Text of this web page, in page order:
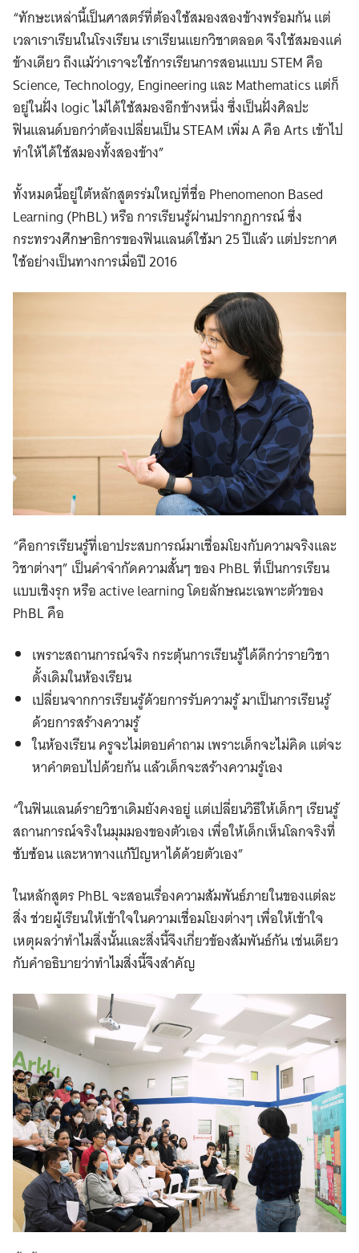
“ทักษะเหล่านี้เป็นศาสตร์ที่ต้องใช้สมองสองข้างพร้อมกัน แต่
เวลาเราเรียนในโรงเรียน เราเรียนแยกวิชาตลอด จึงใช้สมองแค่
ข้างเดียว ถึงแม้ว่าเราจะใช้การเรียนการสอนแบบ STEM คือ
Science, Technology, Engineering และ Mathematics แต่ก็
อยู่ในฝั่ง logic ไม่ได้ใช้สมองอีกข้างหนึ่ง ซึ่งเป็นฝั่งศิลปะ
ฟินแลนด์บอกว่าต้องเปลี่ยนเป็น STEAM เพิ่ม A คือ Arts เข้าไป
ทำให้ได้ใช้สมองทั้งสองข้าง”
ทั้งหมดนี้อยู่ใต้หลักสูตรร่มใหญ่ที่ชื่อ Phenomenon Based
Learning (PhBL) หรือ การเรียนรู้ผ่านปรากฏการณ์ ซึ่ง
กระทรวงศึกษาธิการของฟินแลนด์ใช้มา 25 ปีแล้ว แต่ประกาศ
ใช้อย่างเป็นทางการเมื่อปี 2016
“คือการเรียนรู้ที่เอาประสบการณ์มาเชื่อมโยงกับความจริงและ
วิชาต่างๆ” เป็นคำจำกัดความสั้นๆ ของ PhBL ที่เป็นการเรียน
แบบเชิงรุก หรือ active learning โดยลักษณะเฉพาะตัวของ
PhBL คือ
เพราะสถานการณ์จริง กระตุ้นการเรียนรู้ได้ดีกว่ารายวิชา
ดั้งเดิมในห้องเรียน
เปลี่ยนจากการเรียนรู้ด้วยการรับความรู้ มาเป็นการเรียนรู้
ด้วยการสร้างความรู้
ในห้องเรียน ครูจะไม่ตอบคำถาม เพราะเด็กจะไม่คิด แต่จะ
หาคำตอบไปด้วยกัน แล้วเด็กจะสร้างความรู้เอง
“ในฟินแลนด์รายวิชาเดิมยังคงอยู่ แต่เปลี่ยนวิธีให้เด็กๆ เรียนรู้
สถานการณ์จริงในมุมมองของตัวเอง เพื่อให้เด็กเห็นโลกจริงที่
ซับซ้อน และหาทางแก้ปัญหาได้ด้วยตัวเอง”
ในหลักสูตร PhBL จะสอนเรื่องความสัมพันธ์ภายในของแต่ละ
สิ่ง ช่วยผู้เรียนให้เข้าใจในความเชื่อมโยงต่างๆ เพื่อให้เข้าใจ
เหตุผลว่าทำไมสิ่งนั้นและสิ่งนี้จึงเกี่ยวข้องสัมพันธ์กัน เช่นเดียว
กับคำอธิบายว่าทำไมสิ่งนี้จึงสำคัญ